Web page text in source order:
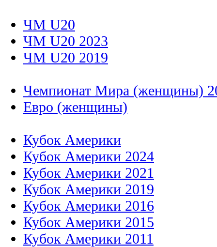
ЧМ U20
ЧМ U20 2023
ЧМ U20 2019
Чемпионат Мира (женщины)
Евро (женщины)
Кубок Америки
Кубок Америки 2024
Кубок Америки 2021
Кубок Америки 2019
Кубок Америки 2016
Кубок Америки 2015
Кубок Америки 2011